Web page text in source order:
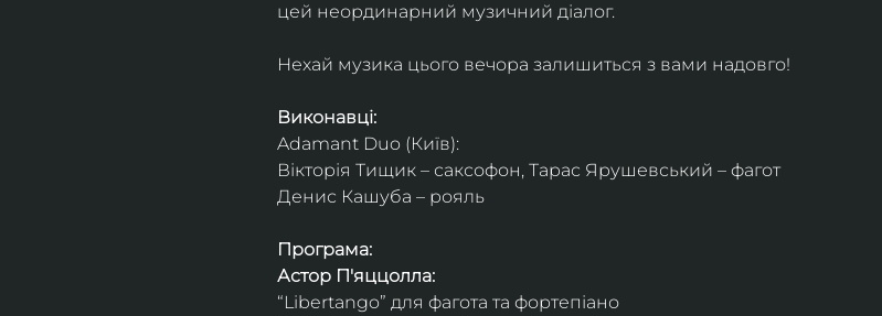
цей неординарний музичний діалог.
Нехай музика цього вечора залишиться з вами надовго!
Виконавці:
Adamant Duo (Київ):
Вікторія Тищик – саксофон, Тарас Ярушевський – фагот
Денис Кашуба – рояль
Програма:
Астор П'яццолла:
“Libertango” для фагота та фортепіано